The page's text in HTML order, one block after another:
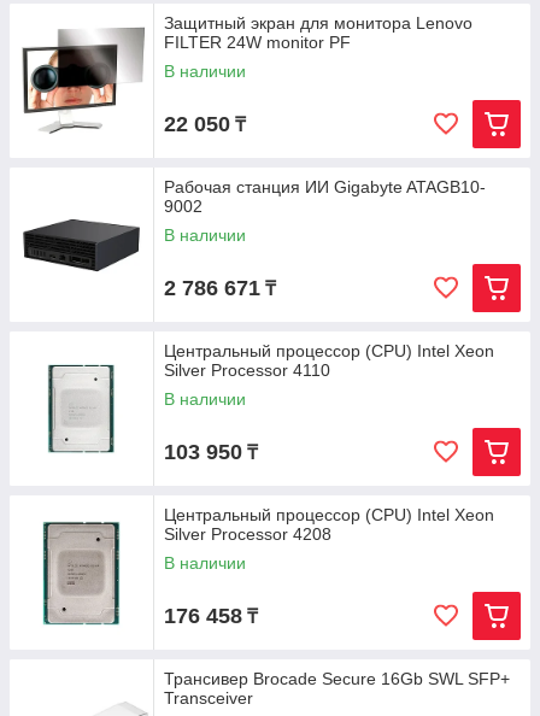
Защитный экран для монитора Lenovo
FILTER 24W monitor PF
В наличии
22 050 ₸
Рабочая станция ИИ Gigabyte ATAGB10-
9002
В наличии
2 786 671 ₸
Центральный процессор (CPU) Intel Xeon
Silver Processor 4110
В наличии
103 950 ₸
Центральный процессор (CPU) Intel Xeon
Silver Processor 4208
В наличии
176 458 ₸
Трансивер Brocade Secure 16Gb SWL SFP+
Transceiver